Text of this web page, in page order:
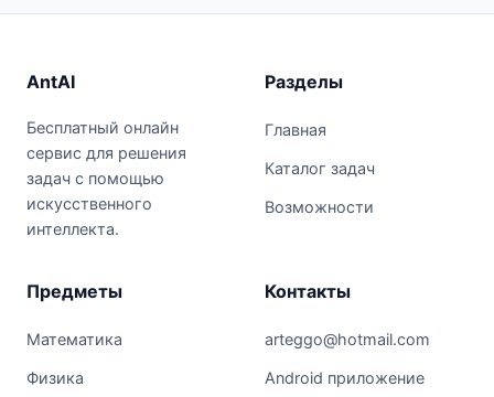
AntAI
Бесплатный онлайн
сервис для решения
задач с помощью
искусственного
интеллекта.
Разделы
Главная
Каталог задач
Возможности
Предметы
Математика
Физика
Контакты
arteggo@hotmail.com
Android приложение